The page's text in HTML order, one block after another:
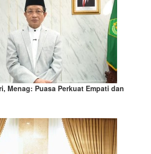
Menag: Puasa Perkuat Empati dan